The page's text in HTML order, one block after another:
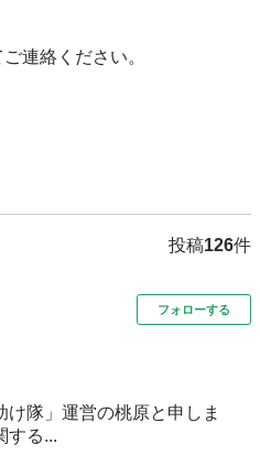
連絡ください。
投稿126件
フォローする
隊」運営の桃原と申しま
する...